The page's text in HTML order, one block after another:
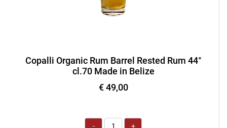
Copalli Organic Rum Barrel Rested Rum 44°
cl.70 Made in Belize
€ 49,00
Quantità